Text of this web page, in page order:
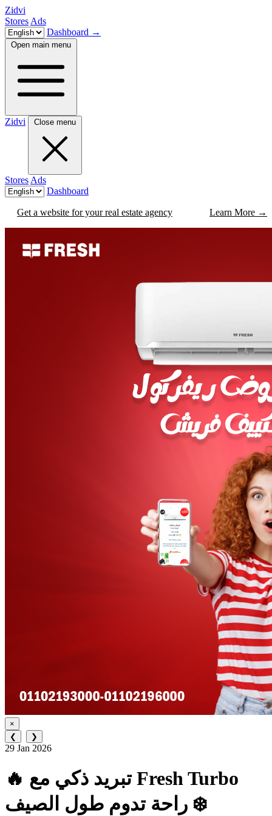
Zidvi
Stores Ads
Dashboard →
Open main menu
Zidvi Close menu
Stores Ads
Dashboard
Get a website for your real estate agency Learn More →
×
❮
❯
29 Jan 2026
🔥 تبريد ذكي مع Fresh Turbo
راحة تدوم طول الصيف ❄️